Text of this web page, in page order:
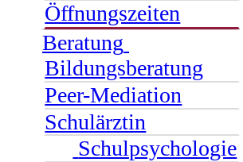
Öffnungszeiten
Beratung
Bildungsberatung
Peer-Mediation
Schulärztin
Schulpsychologie